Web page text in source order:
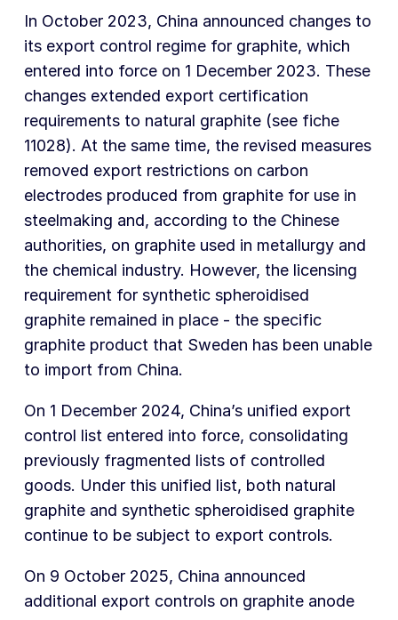
In October 2023, China announced changes to
its export control regime for graphite, which
entered into force on 1 December 2023. These
changes extended export certification
requirements to natural graphite (see fiche
11028). At the same time, the revised measures
removed export restrictions on carbon
electrodes produced from graphite for use in
steelmaking and, according to the Chinese
authorities, on graphite used in metallurgy and
the chemical industry. However, the licensing
requirement for synthetic spheroidised
graphite remained in place - the specific
graphite product that Sweden has been unable
to import from China.
On 1 December 2024, China’s unified export
control list entered into force, consolidating
previously fragmented lists of controlled
goods. Under this unified list, both natural
graphite and synthetic spheroidised graphite
continue to be subject to export controls.
On 9 October 2025, China announced
additional export controls on graphite anode